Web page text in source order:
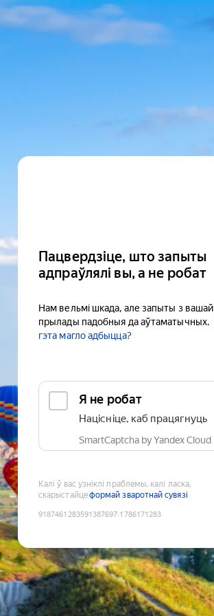
Пацвердзіце, што запыты
адпраўлялі вы, а не робат
Нам вельмі шкада, але запыты з вашай
прылады падобныя да аўтаматычных.
гэта магло адбыцца?
Я не робат
Націсніце, каб працягнуць
SmartCaptcha by Yandex Cloud
Калі ў вас узніклі праблемы, калі ласка,
скарыстайцеформай зваротнай сувязі
9187461283591387697:1786171283